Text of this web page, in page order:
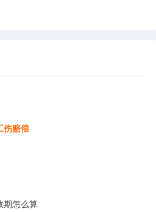
伤赔偿
期怎么算